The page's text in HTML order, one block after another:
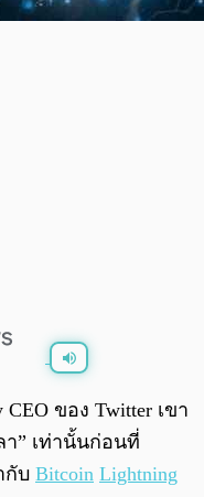
CEO ของ Twitter เขา
า” เท่านั้นก่อนที่
กับ Bitcoin Lightning